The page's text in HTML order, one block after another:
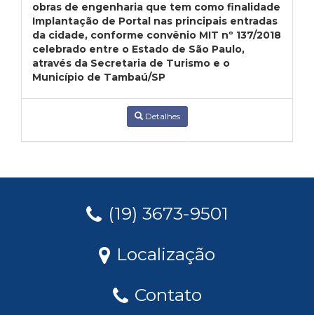
obras de engenharia que tem como finalidade
Implantação de Portal nas principais entradas
da cidade, conforme convênio MIT nº 137/2018
celebrado entre o Estado de São Paulo,
através da Secretaria de Turismo e o
Município de Tambaú/SP
Detalhes
(19) 3673-9501
Localização
Contato